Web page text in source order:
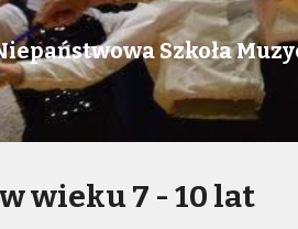
Szkoła
wieku 7 - 10 lat